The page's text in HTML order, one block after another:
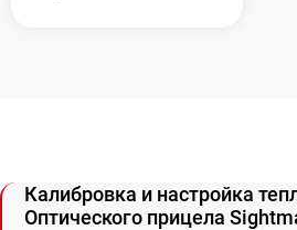
Калибровка и настройка
Оптического прицела